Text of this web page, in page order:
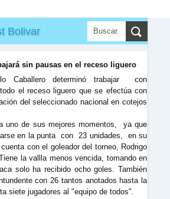
Bolivar
sin pausas en el receso liguero
Caballero determinó trabajar con
el receso liguero que se efectúa con
del seleccionado nacional en cotejos
uno de sus mejores momentos, ya que
en la punta con 23 unidades, en su
con el goleador del torneo, Rodrigo
la vallla menos vencida, tomando en
solo ha recibido ocho goles. También
con 26 tantos anotados hasta la
siete jugadores al "equipo de todos".
▼